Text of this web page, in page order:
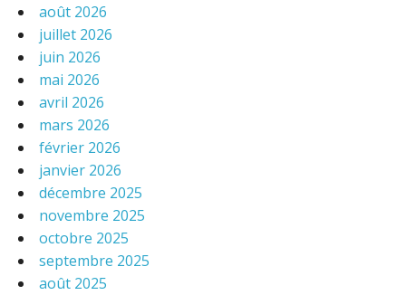
août 2026
juillet 2026
juin 2026
mai 2026
avril 2026
mars 2026
février 2026
janvier 2026
décembre 2025
novembre 2025
octobre 2025
septembre 2025
août 2025